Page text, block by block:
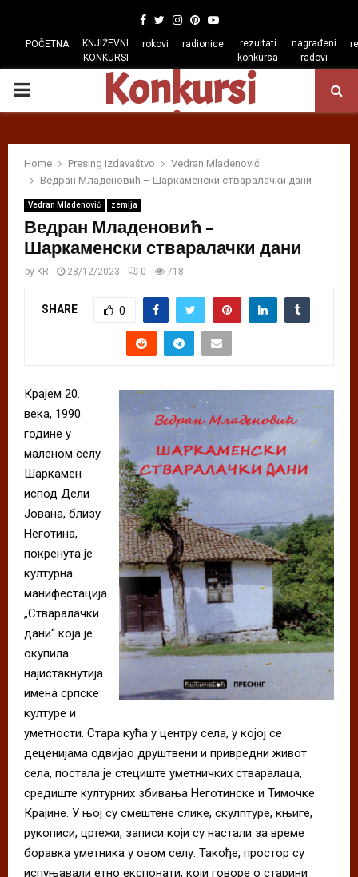
Facebook
TwitterInstagram
Pinterest
Youtube
POČETNA
KNJIŽEVNI
KONKURSI
rokovi radionice
rezultati
konkursa
nagrađeni
radovi
PRIMARY
Konkursi
regiona
Home Presing izdavaštvo
Vedran Mladenović
Ведран Младеновић – Шаркаменски стваралачки дани
Vedran Mladenović zemlja
Ведран Младеновић –
Шаркаменски стваралачки дани
by KR 28/12/2023 0 718
SHARE 0
Крајем 20.
века, 1990.
године у
маленом селу
Шаркамен
испод Дели
Јована, близу
Неготина,
покренута је
културна
манифестација
„Стваралачки
дани“ која је
окупила
најистакнутија
имена српске
културе и
уметности. Стара кућа у центру села, у којој се
деценијама одвијао друштвени и привредни живот
села, постала је стециште уметничких стваралаца,
средиште културних збивања Неготинске и Тимочке
Крајине. У њој су смештене слике, скулптуре, књиге,
рукописи, цртежи, записи који су настали за време
боравка уметника у овом селу. Такође, простор су
испуњавали етно експонати, који говоре о старини